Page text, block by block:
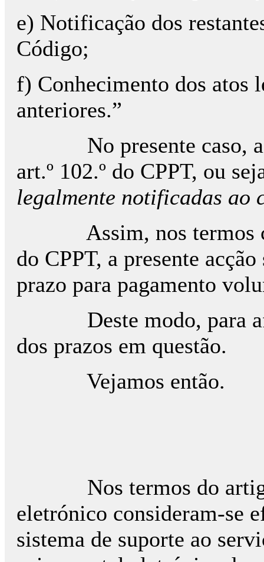
e) Notificação dos
Código;
f) Conhecimento dos atos
anteriores.”
No presente caso, a
art.º 102.º do CPPT, ou
legalmente notificadas ao
Assim, nos termos
do CPPT, a presente
prazo para pagamento
Deste modo, para
dos prazos em questão.
Vejamos então.
Nos termos do artigo
eletrónico consideram-se
sistema de suporte ao